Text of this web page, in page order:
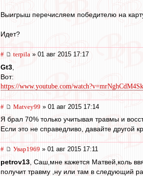
Выигрыш перечисляем победителю на
Идет?
# terpila » 01 авг 2015 17:17
Gt3
Вот:
https://www.youtube.com/watch?v=mrNghCdM4Sk
# Matvey99 » 01 авг 2015 17:14
Я брал 70% только учитывая травмы и
Если это не справедливо, давайте другой
# Увар1969 » 01 авг 2015 17:11
petrov13 , Саш,мне кажется Матвей,коль
получит травму ,ну или там в следующий